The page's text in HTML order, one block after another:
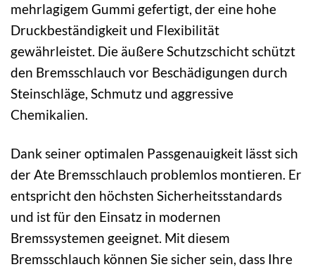
mehrlagigem Gummi gefertigt, der eine hohe
Druckbeständigkeit und Flexibilität
gewährleistet. Die äußere Schutzschicht schützt
den Bremsschlauch vor Beschädigungen durch
Steinschläge, Schmutz und aggressive
Chemikalien.
Dank seiner optimalen Passgenauigkeit lässt sich
der Ate Bremsschlauch problemlos montieren. Er
entspricht den höchsten Sicherheitsstandards
und ist für den Einsatz in modernen
Bremssystemen geeignet. Mit diesem
Bremsschlauch können Sie sicher sein, dass Ihre